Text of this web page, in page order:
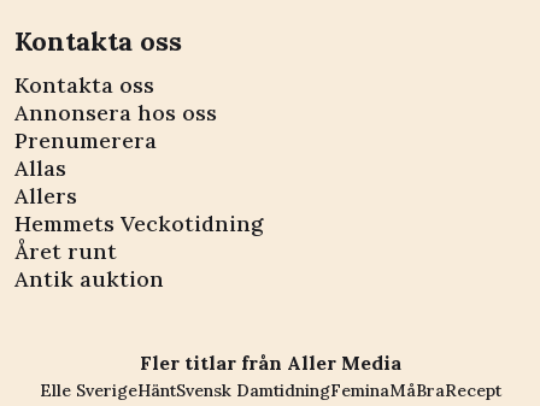
Kontakta oss
Kontakta oss
Annonsera hos oss
Prenumerera
Allas
Allers
Hemmets Veckotidning
Året runt
Antik auktion
Fler titlar från Aller Media
Elle SverigeHäntSvensk DamtidningFeminaMåBraRecept